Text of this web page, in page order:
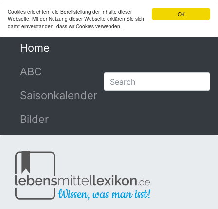
OK
Cookies erleichtern die Bereitstellung der Inhalte dieser
Webseite. Mit der Nutzung dieser Webseite erklären Sie sich
damit einverstanden, dass wir Cookies verwenden.
Home
ABC
Saisonkalender
Bilder